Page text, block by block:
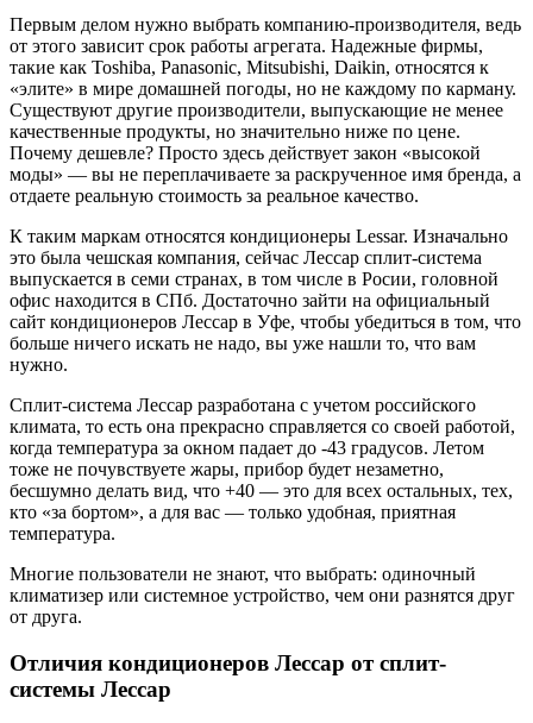
Первым делом нужно выбрать компанию-производителя, ведь
от этого зависит срок работы агрегата. Надежные фирмы,
такие как Toshiba, Panasonic, Mitsubishi, Daikin, относятся к
«элите» в мире домашней погоды, но не каждому по карману.
Существуют другие производители, выпускающие не менее
качественные продукты, но значительно ниже по цене.
Почему дешевле? Просто здесь действует закон «высокой
моды» — вы не переплачиваете за раскрученное имя бренда, а
отдаете реальную стоимость за реальное качество.
К таким маркам относятся кондиционеры Lessar. Изначально
это была чешская компания, сейчас Лессар сплит-система
выпускается в семи странах, в том числе в Росии, головной
офис находится в СПб. Достаточно зайти на официальный
сайт кондиционеров Лессар в Уфе, чтобы убедиться в том, что
больше ничего искать не надо, вы уже нашли то, что вам
нужно.
Сплит-система Лессар разработана с учетом российского
климата, то есть она прекрасно справляется со своей работой,
когда температура за окном падает до -43 градусов. Летом
тоже не почувствуете жары, прибор будет незаметно,
бесшумно делать вид, что +40 — это для всех остальных, тех,
кто «за бортом», а для вас — только удобная, приятная
температура.
Многие пользователи не знают, что выбрать: одиночный
климатизер или системное устройство, чем они разнятся друг
от друга.
Отличия кондиционеров Лессар от сплит-
системы Лессар